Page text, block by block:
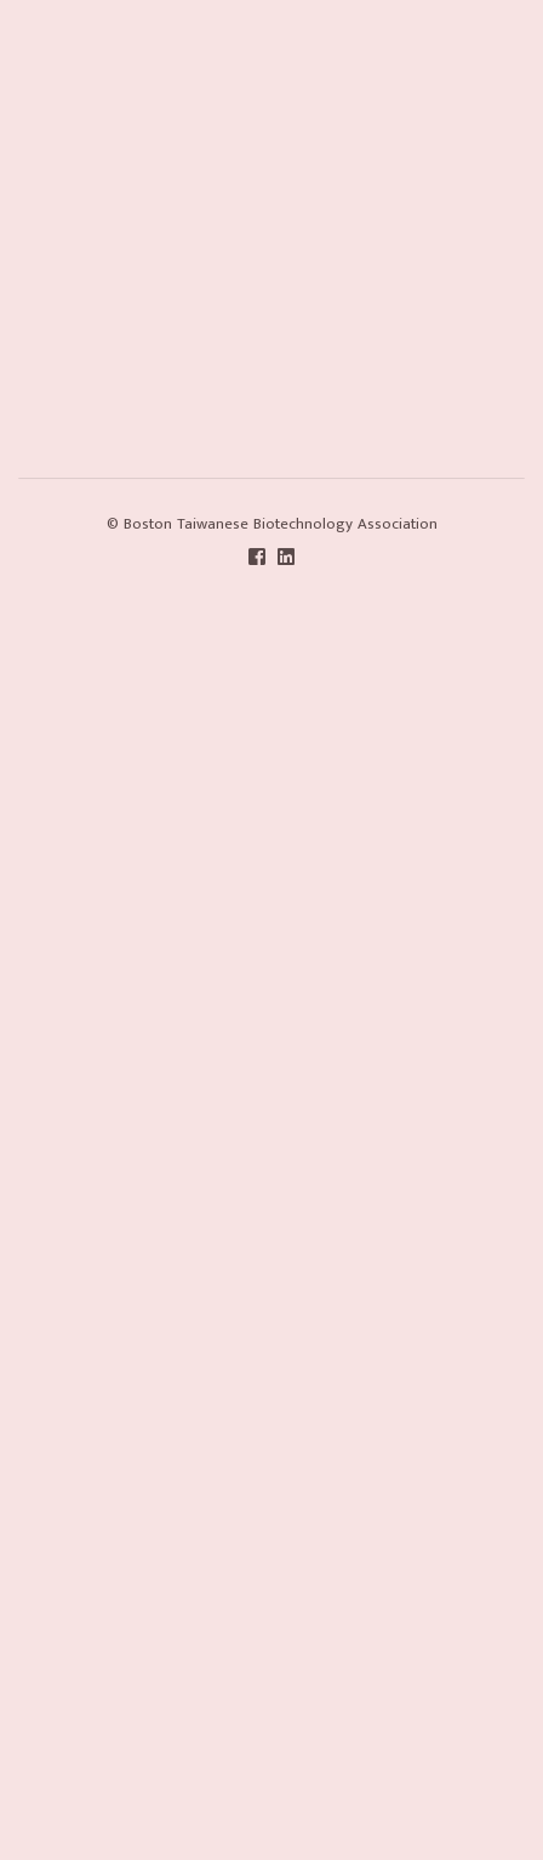
© Boston Taiwanese Biotechnology Association